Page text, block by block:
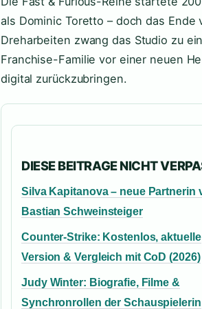
als Dominic Toretto – doch das
Dreharbeiten zwang das Studio zu
Franchise-Familie vor einer neuen
digital zurückzubringen.
DIESE BEITRAGE NICHT
Silva Kapitanova – neue Partnerin
Bastian Schweinsteiger
Counter-Strike: Kostenlos, aktuelle
Version & Vergleich mit CoD (2026)
Judy Winter: Biografie, Filme &
Synchronrollen der Schauspielerin